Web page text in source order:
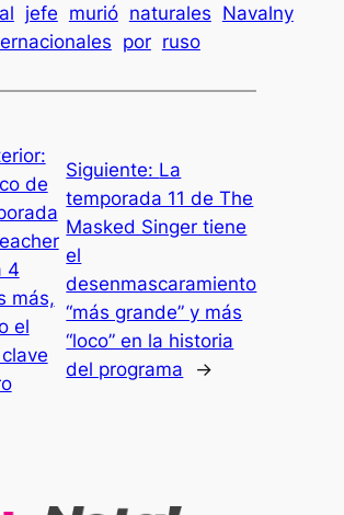
jefe murió naturales Navalny
por ruso
de
4
más,
el
Siguiente: La
temporada 11 de The
Masked Singer tiene
el
desenmascaramiento
“más grande” y más
“loco” en la historia
del programa
→